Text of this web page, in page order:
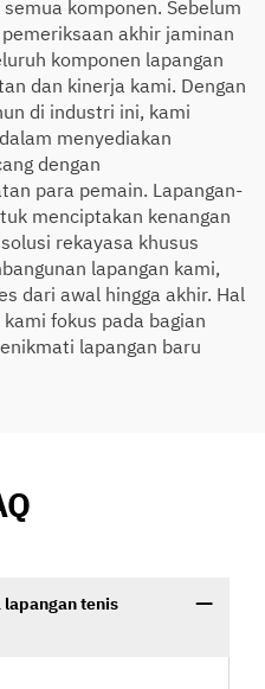
komponen. Sebelum
akhir jaminan
komponen lapangan
dan kinerja kami. Dengan
di industri ini, kami
menyediakan
dengan
para pemain. Lapangan-
menciptakan kenangan
rekayasa khusus
lapangan kami,
dari awal hingga akhir. Hal
fokus pada bagian
lapangan baru
lapangan tenis